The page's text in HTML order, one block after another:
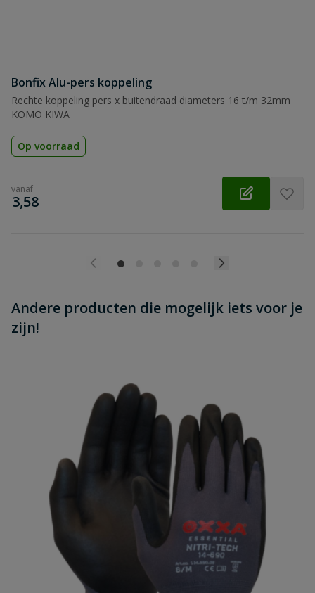
Beoordeling versturen
Bonfix Alu-pers koppeling
Rechte koppeling pers x buitendraad diameters 16 t/m 32mm
KOMO KIWA
Op voorraad
vanaf
€
3,58
Andere producten die mogelijk iets voor je
zijn!